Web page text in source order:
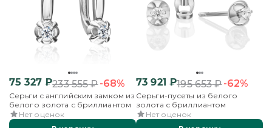
75 327₽233 555₽-68%
Серьги с английским замком из
белого золота с бриллиантом
Нет оценок
73 921 ₽195 653₽-62%
Серьги-пусеты из белого
золота с бриллиантом
Нет оценок